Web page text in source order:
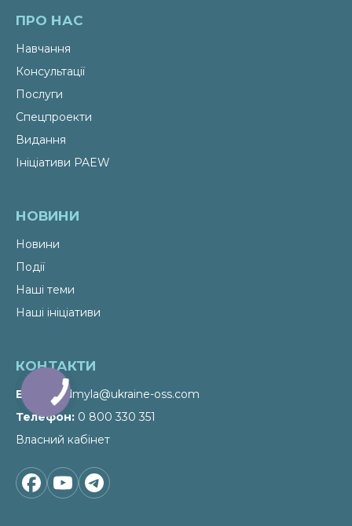
ПРО НАС
Навчання
Консультації
Послуги
Спецпроекти
Видання
Ініціативи PAEW
НОВИНИ
Новини
Події
Наші теми
Наші ініціативи
КОНТАКТИ
Email
liudmyla@ukraine-oss.com
Телефон 0 800 330 351
Власний кабінет